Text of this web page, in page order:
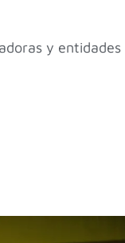
y entidades